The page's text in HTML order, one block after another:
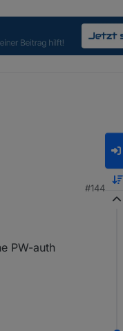
eure
möchte ohne
#144
PW-auth